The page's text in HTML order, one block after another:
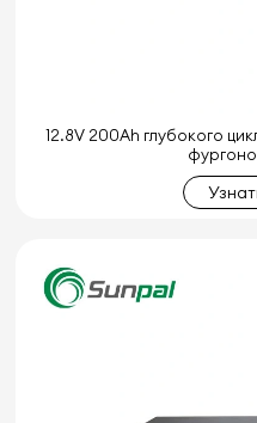
12.8V 200Ah глубокого